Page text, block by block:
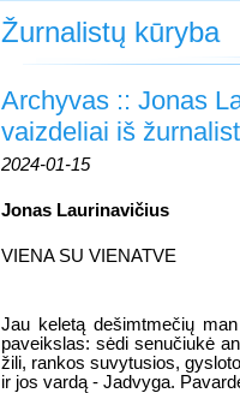
Žurnalistų kūryba
Archyvas :: Jonas
vaizdeliai iš
2024-01-15
Jonas Laurinavičius
VIENA SU VIENATVE
Jau keletą dešimtmečių
paveikslas: sėdi senučiukė
žili, rankos suvytusios,
ir jos vardą - Jadvyga.